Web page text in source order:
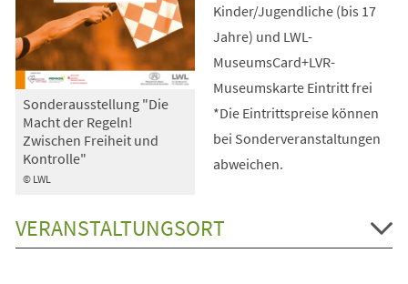
© LWL
Sonderausstellung "Die
Macht der Regeln!
Zwischen Freiheit und
Kontrolle"
Kinder/Jugendliche (bis 17
Jahre) und LWL-
MuseumsCard+LVR-
Museumskarte Eintritt frei
*Die Eintrittspreise können
bei Sonderveranstaltungen
abweichen.
VERANSTALTUNGSORT